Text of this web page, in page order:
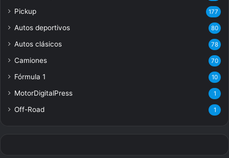
Pickup 177
Autos deportivos 80
Autos clásicos 78
Camiones 70
Fórmula 1 10
MotorDigitalPress 1
Off-Road 1